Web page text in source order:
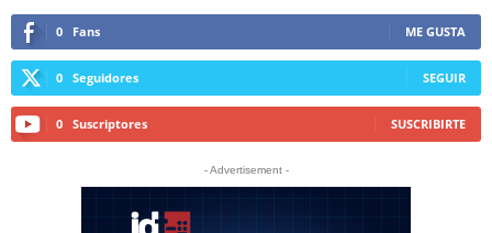
0 Fans ME GUSTA
0 Seguidores SEGUIR
0 Suscriptores SUSCRIBIRTE
- Advertisement -